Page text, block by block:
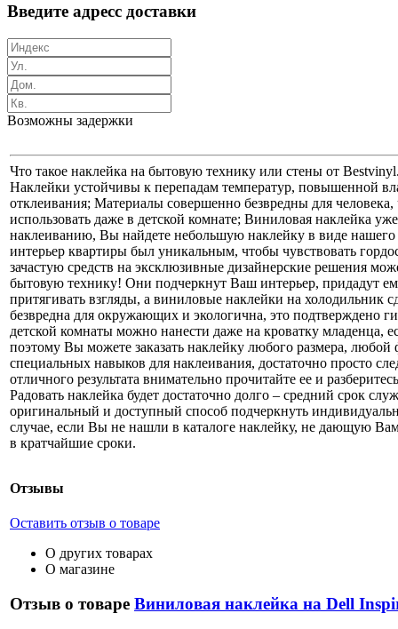
Введите адресс доставки
Возможны задержки
Что такое наклейка на бытовую технику или стены от
Наклейки устойчивы к перепадам температур, повышенной
отклеивания; Материалы совершенно безвредны для
использовать даже в детской комнате; Виниловая наклейка
наклеиванию, Вы найдете небольшую наклейку в виде нашего
интерьер квартиры был уникальным, чтобы чувствовать
зачастую средств на эксклюзивные дизайнерские решения
бытовую технику! Они подчеркнут Ваш интерьер, придадут
притягивать взгляды, а виниловые наклейки на
безвредна для окружающих и экологична, это подтверждено
детской комнаты можно нанести даже на кроватку младенца,
поэтому Вы можете заказать наклейку любого размера,
специальных навыков для наклеивания, достаточно просто
отличного результата внимательно прочитайте ее и
Радовать наклейка будет достаточно долго – средний срок
оригинальный и доступный способ подчеркнуть
случае, если Вы не нашли в каталоге наклейку, не дающую
в кратчайшие сроки.
Отзывы
Оставить отзыв о товаре
О других товарах
О магазине
Отзыв о товаре Виниловая наклейка на Dell